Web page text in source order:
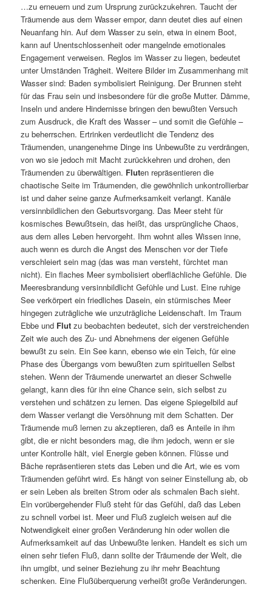
…zu erneuern und zum Ursprung zurückzukehren. Taucht der
Träumende aus dem Wasser empor, dann deutet dies auf einen
Neuanfang hin. Auf dem Wasser zu sein, etwa in einem Boot,
kann auf Unentschlossenheit oder mangelnde emotionales
Engagement verweisen. Reglos im Wasser zu liegen, bedeutet
unter Umständen Trägheit. Weitere Bilder im Zusammenhang mit
Wasser sind: Baden symbolisiert Reinigung. Der Brunnen steht
für das Frau sein und insbesondere für die große Mutter. Dämme,
Inseln und andere Hindernisse bringen den bewußten Versuch
zum Ausdruck, die Kraft des Wasser – und somit die Gefühle –
zu beherrschen. Ertrinken verdeutlicht die Tendenz des
Träumenden, unangenehme Dinge ins Unbewußte zu verdrängen,
von wo sie jedoch mit Macht zurückkehren und drohen, den
Träumenden zu überwältigen. Fluten repräsentieren die
chaotische Seite im Träumenden, die gewöhnlich unkontrollierbar
ist und daher seine ganze Aufmerksamkeit verlangt. Kanäle
versinnbildlichen den Geburtsvorgang. Das Meer steht für
kosmisches Bewußtsein, das heißt, das ursprüngliche Chaos,
aus dem alles Leben hervorgeht. Ihm wohnt alles Wissen inne,
auch wenn es durch die Angst des Menschen vor der Tiefe
verschleiert sein mag (das was man versteht, fürchtet man
nicht). Ein flaches Meer symbolisiert oberflächliche Gefühle. Die
Meeresbrandung versinnbildlicht Gefühle und Lust. Eine ruhige
See verkörpert ein friedliches Dasein, ein stürmisches Meer
hingegen zuträgliche wie unzuträgliche Leidenschaft. Im Traum
Ebbe und Flut zu beobachten bedeutet, sich der verstreichenden
Zeit wie auch des Zu- und Abnehmens der eigenen Gefühle
bewußt zu sein. Ein See kann, ebenso wie ein Teich, für eine
Phase des Übergangs vom bewußten zum spirituellen Selbst
stehen. Wenn der Träumende unerwartet an dieser Schwelle
gelangt, kann dies für ihn eine Chance sein, sich selbst zu
verstehen und schätzen zu lernen. Das eigene Spiegelbild auf
dem Wasser verlangt die Versöhnung mit dem Schatten. Der
Träumende muß lernen zu akzeptieren, daß es Anteile in ihm
gibt, die er nicht besonders mag, die ihm jedoch, wenn er sie
unter Kontrolle hält, viel Energie geben können. Flüsse und
Bäche repräsentieren stets das Leben und die Art, wie es vom
Träumenden geführt wird. Es hängt von seiner Einstellung ab, ob
er sein Leben als breiten Strom oder als schmalen Bach sieht.
Ein vorübergehender Fluß steht für das Gefühl, daß das Leben
zu schnell vorbei ist. Meer und Fluß zugleich weisen auf die
Notwendigkeit einer großen Veränderung hin oder wollen die
Aufmerksamkeit auf das Unbewußte lenken. Handelt es sich um
einen sehr tiefen Fluß, dann sollte der Träumende der Welt, die
ihn umgibt, und seiner Beziehung zu ihr mehr Beachtung
schenken. Eine Flußüberquerung verheißt große Veränderungen.